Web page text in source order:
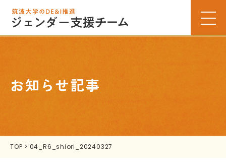
お知らせ記事
TOP > 04_R6_shiori_20240327